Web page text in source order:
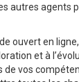
autres agents
ouvert en ligne,
et à
de vos